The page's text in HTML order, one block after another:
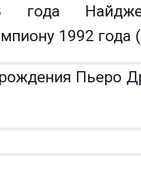
года
1992 года
Пьеро